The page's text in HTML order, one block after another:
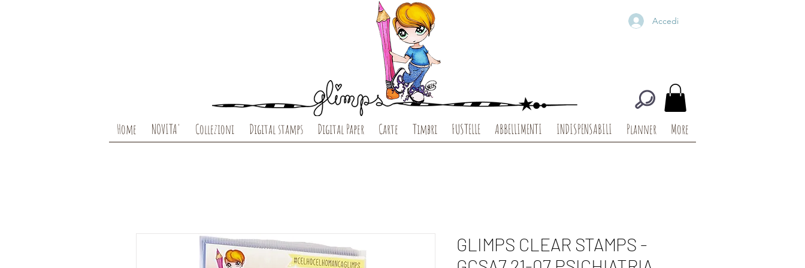
Accedi
Home NOVITA' Collezioni Digital stamps Digital Paper Carte Timbri FUSTELLE ABBELLIMENTI INDISPENSABILI Planner More
GLIMPS CLEAR STAMPS -